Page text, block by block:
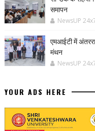
समापन
NewsUP
एमआईटी में
मंथन
NewsUP
YOUR ADS HERE